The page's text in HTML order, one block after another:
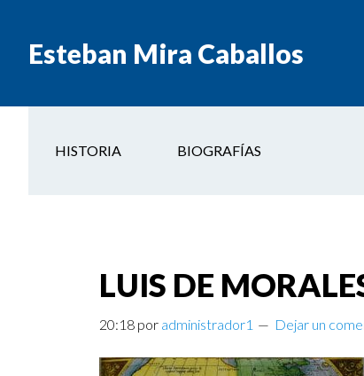
Esteban Mira Caballos
HISTORIA BIOGRAFÍAS
LUIS DE
20:18 por administrador1 Dejar un